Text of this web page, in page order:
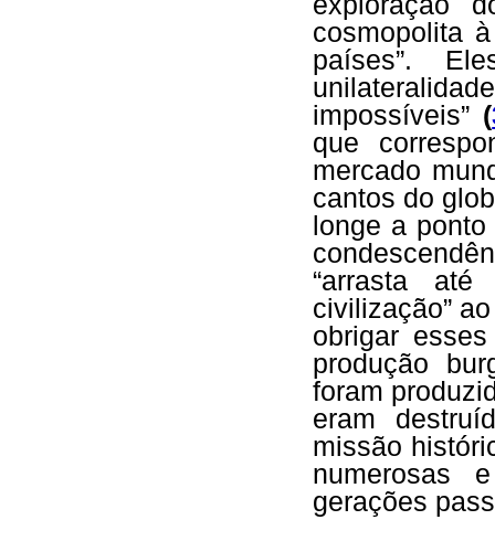
cosmopolita
países”.
impossíveis” (
que
mercado
cantos do
longe a
“arrasta
civilização”
obrigar
produção
foram
eram
missão
numerosas
gerações